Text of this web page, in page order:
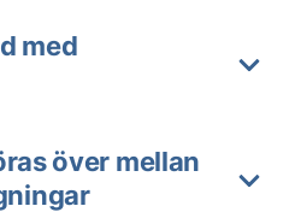
med
över mellan